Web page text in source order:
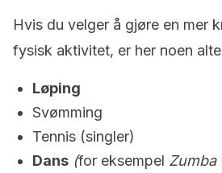
Hvis du velger å gjøre en mer
fysisk aktivitet, er her noen
Løping
Svømming
Tennis (singler)
Dans (for eksempel Zumba